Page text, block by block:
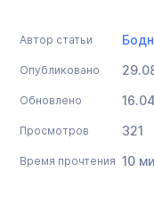
Автор статьи
Опубликовано
Обновлено
Просмотров 321
Время прочтения 10